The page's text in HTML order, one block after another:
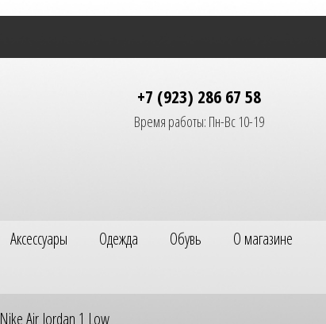
+7 (923) 286 67 58
Время работы: Пн-Вс 10-19
Аксессуары Одежда Обувь
О магазине
Nike Air Jordan 1 Low